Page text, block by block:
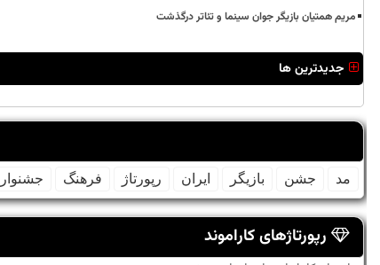
مریم همتیان بازیگر جوان سینما و تئاتر درگذشت
جدیدترین ها
مد جشن بازیگر ایران رپورتاژ فرهنگ
رپورتاژهای کاراموند